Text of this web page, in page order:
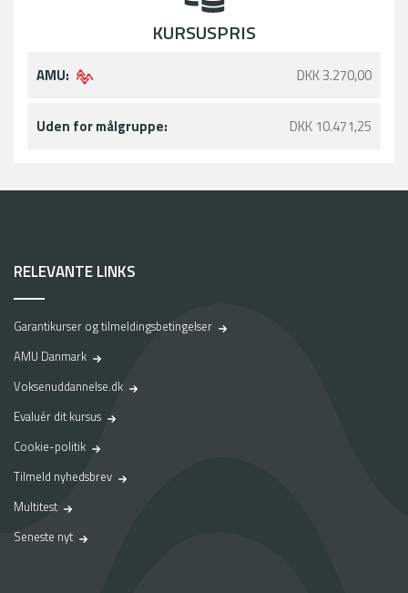
KURSUSPRIS
AMU: DKK 3.270,00
Uden for målgruppe: DKK 10.471,25
RELEVANTE LINKS
Garantikurser og tilmeldingsbetingelser
AMU Danmark
Voksenuddannelse.dk
Evaluér dit kursus
Cookie-politik
Tilmeld nyhedsbrev
Multitest
Seneste nyt